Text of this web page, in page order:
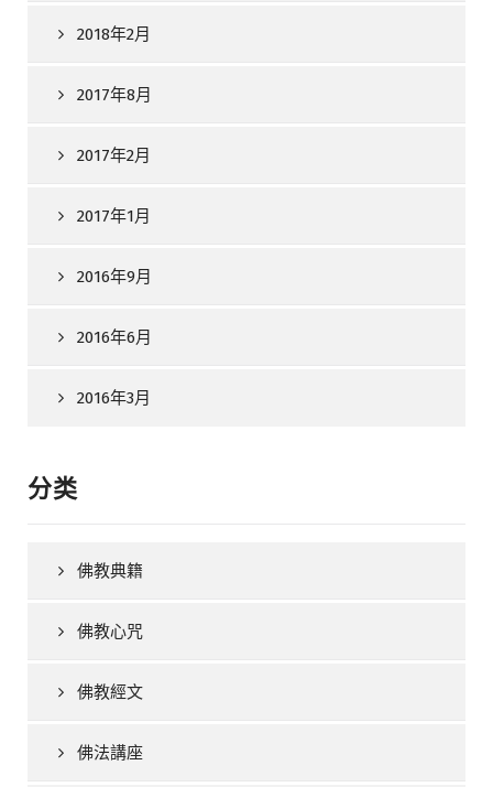
2018年2月
2017年8月
2017年2月
2017年1月
2016年9月
2016年6月
2016年3月
分类
佛教典籍
佛教心咒
佛教經文
佛法講座